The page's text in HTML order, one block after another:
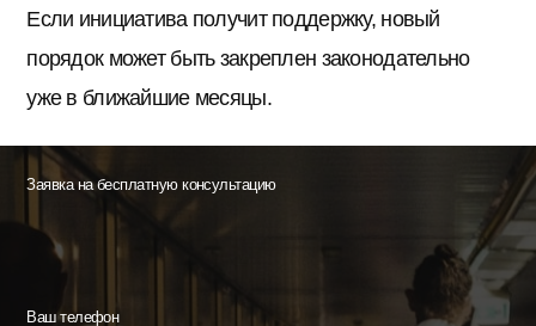
Если инициатива получит поддержку, новый
порядок может быть закреплен законодательно
уже в ближайшие месяцы.
Заявка на бесплатную консультацию
Ваш телефон